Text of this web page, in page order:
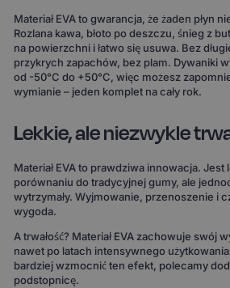
Materiał EVA to gwarancja, że żaden płyn
Rozlana kawa, błoto po deszczu, śnieg z
na powierzchni i łatwo się usuwa. Bez
przykrych zapachów, bez plam. Dywaniki
od -50°C do +50°C, więc możesz
wymianie – jeden komplet na cały rok.
Lekkie, ale niezwykle
Materiał EVA to prawdziwa innowacja. Jest
porównaniu do tradycyjnej gumy, ale
wytrzymały. Wyjmowanie, przenoszenie i
wygoda.
A trwałość? Materiał EVA zachowuje swój
nawet po latach intensywnego
bardziej wzmocnić ten efekt, polecamy
podstopnicę.